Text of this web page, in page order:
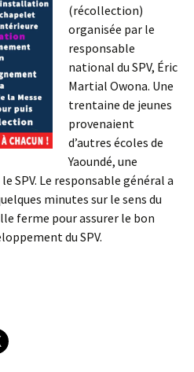
(récollection)
organisée par le
responsable
national du SPV, Éric
Martial Owona. Une
trentaine de jeunes
provenaient
d’autres écoles de
Yaoundé, une
SPV. Le responsable général a
minutes sur le sens du
ferme pour assurer le bon
du SPV.